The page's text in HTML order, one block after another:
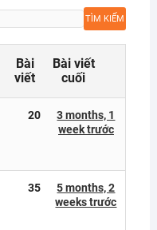
Bài
viết
Bài viết
cuối
20
3 months, 1
week trước
35
5 months, 2
weeks trước